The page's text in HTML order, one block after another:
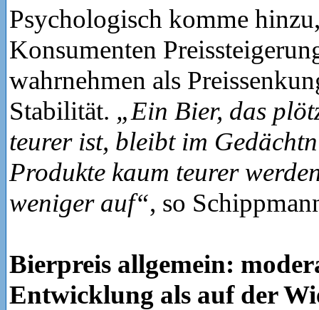
Psychologisch komme
Konsumenten
wahrnehmen als
Stabilität. „Ein Bier, das
teurer ist, bleibt im
Produkte kaum teurer
weniger auf“, so
Bierpreis allgemein:
Entwicklung als auf der